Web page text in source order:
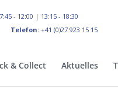
& Collect Aktuelles
- 12:00 | 13:15 - 18:30
Telefon: +41 (0)27 923 15 15